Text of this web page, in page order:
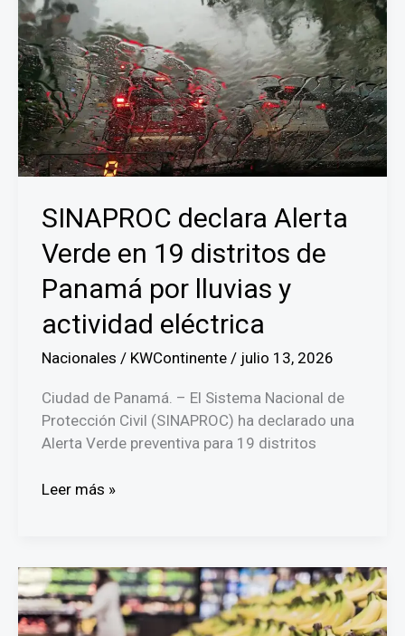
incremento
de
lluvias
y
riesgo
de
inundaciones
SINAPROC declara Alerta
Verde en 19 distritos de
Panamá por lluvias y
actividad eléctrica
Nacionales / KWContinente / julio 13, 2026
Ciudad de Panamá. – El Sistema Nacional de
Protección Civil (SINAPROC) ha declarado una
Alerta Verde preventiva para 19 distritos
SINAPROC
en
19
distritos
Leer más »